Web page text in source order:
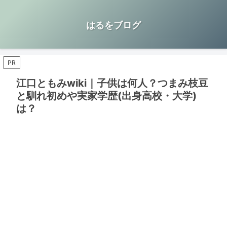
はるをブログ
PR
江口ともみwiki｜子供は何人？つまみ枝豆
と馴れ初めや実家学歴(出身高校・大学)
は？